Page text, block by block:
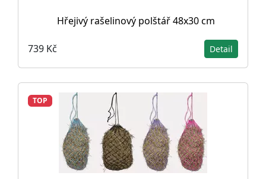
Hřejivý rašelinový polštář 48x30 cm
739 Kč Detail
TOP